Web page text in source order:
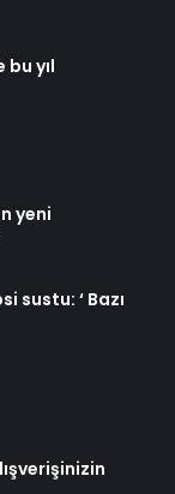
yıl
yeni
sustu: ‘ Bazı